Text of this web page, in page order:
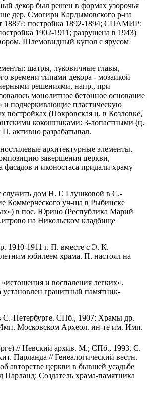
декор был решен в формах узорочья
дер. Смогири Кардымовского р-на
1887?; постройка 1892-1894; СПАМИР:
1902-1911; разрушена в 1943)
Шлемовидный купол с ярусом
шатры, луковичные главы,
времени типами декора - мозаикой
решениями, напр., при
монолитное бетонное основание
и подчеркивающие пластическую
постройках (Покровская ц. в Козловке,
кокошниками: 3-лопастными (ц.
активно разрабатывал.
архитектурные элементы.
завершения церкви,
и иконостаса придали храму
служить дом Н. Г. Глушковой в С.-
Коммерческого уч-ща в Рыбинске
в пос. Юрино (Республика Марий
на Никольском кладбище
1910-1911 г. П. вместе с Э. К.
юбилеем храма. П. настоял на
и воспаления легких».
гранитный памятник-
С.-Петербурге. СПб., 1907; Храмы др.
Московском Археол. ин-те им. Имп.
// Невский архив. М.; СПб., 1993. С.
Парланда // Генеалогический вестн.
авторстве церкви в бывшей усадьбе
Парланд: Создатель храма-памятника